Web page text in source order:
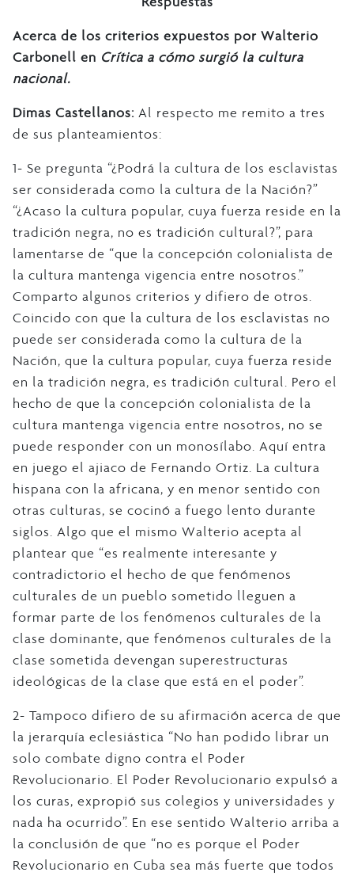
Acerca de los criterios expuestos por Walterio
Carbonell en Crítica a cómo surgió la cultura
nacional.
Dimas Castellanos: Al respecto me remito a tres
de sus planteamientos:
1- Se pregunta “¿Podrá la cultura de los esclavistas
ser considerada como la cultura de la Nación?”
“¿Acaso la cultura popular, cuya fuerza reside en la
tradición negra, no es tradición cultural?”, para
lamentarse de “que la concepción colonialista de
la cultura mantenga vigencia entre nosotros.”
Comparto algunos criterios y difiero de otros.
Coincido con que la cultura de los esclavistas no
puede ser considerada como la cultura de la
Nación, que la cultura popular, cuya fuerza reside
en la tradición negra, es tradición cultural. Pero el
hecho de que la concepción colonialista de la
cultura mantenga vigencia entre nosotros, no se
puede responder con un monosílabo. Aquí entra
en juego el ajiaco de Fernando Ortiz. La cultura
hispana con la africana, y en menor sentido con
otras culturas, se cocinó a fuego lento durante
siglos. Algo que el mismo Walterio acepta al
plantear que “es realmente interesante y
contradictorio el hecho de que fenómenos
culturales de un pueblo sometido lleguen a
formar parte de los fenómenos culturales de la
clase dominante, que fenómenos culturales de la
clase sometida devengan superestructuras
ideológicas de la clase que está en el poder”.
2- Tampoco difiero de su afirmación acerca de que
la jerarquía eclesiástica “No han podido librar un
solo combate digno contra el Poder
Revolucionario. El Poder Revolucionario expulsó a
los curas, expropió sus colegios y universidades y
nada ha ocurrido”. En ese sentido Walterio arriba a
la conclusión de que “no es porque el Poder
Revolucionario en Cuba sea más fuerte que todos